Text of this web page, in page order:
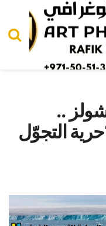
شولز ..
التجوّل